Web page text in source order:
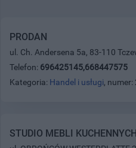
PRODAN
ul. Ch. Andersena 5a, 83-110
Telefon: 696425145,668447575
Kategoria: Handel i usługi, numer:
STUDIO MEBLI